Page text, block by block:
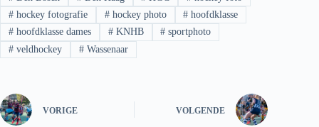
#hockey fotografie #hockey photo # hoofdklasse
#hoofdklasse dames #KNHB # sportphoto
#veldhockey #Wassenaar
VORIGE VOLGENDE